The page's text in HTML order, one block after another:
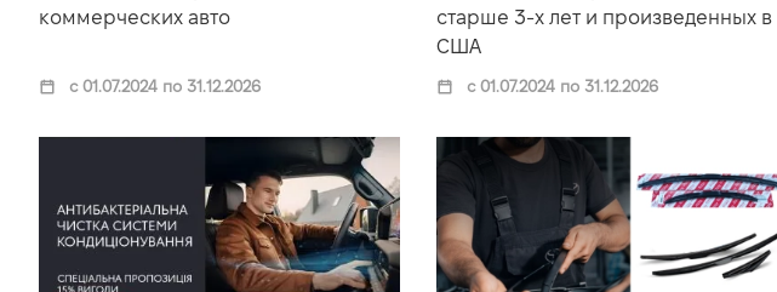
коммерческих авто
с 01.07.2024 по 31.12.2026
старше 3-х лет и произведенных в
США
с 01.07.2024 по 31.12.2026